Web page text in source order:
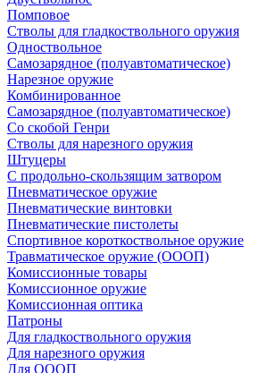
Помповое
Стволы для гладкоствольного оружия
Одноствольное
Самозарядное (полуавтоматическое)
Нарезное оружие
Комбинированное
Самозарядное (полуавтоматическое)
Со скобой Генри
Стволы для нарезного оружия
Штуцеры
С продольно-скользящим затвором
Пневматическое оружие
Пневматические винтовки
Пневматические пистолеты
Спортивное короткоствольное оружие
Травматическое оружие (ОООП)
Комиссионные товары
Комиссионное оружие
Комиссионная оптика
Патроны
Для гладкоствольного оружия
Для нарезного оружия
Для ОООП